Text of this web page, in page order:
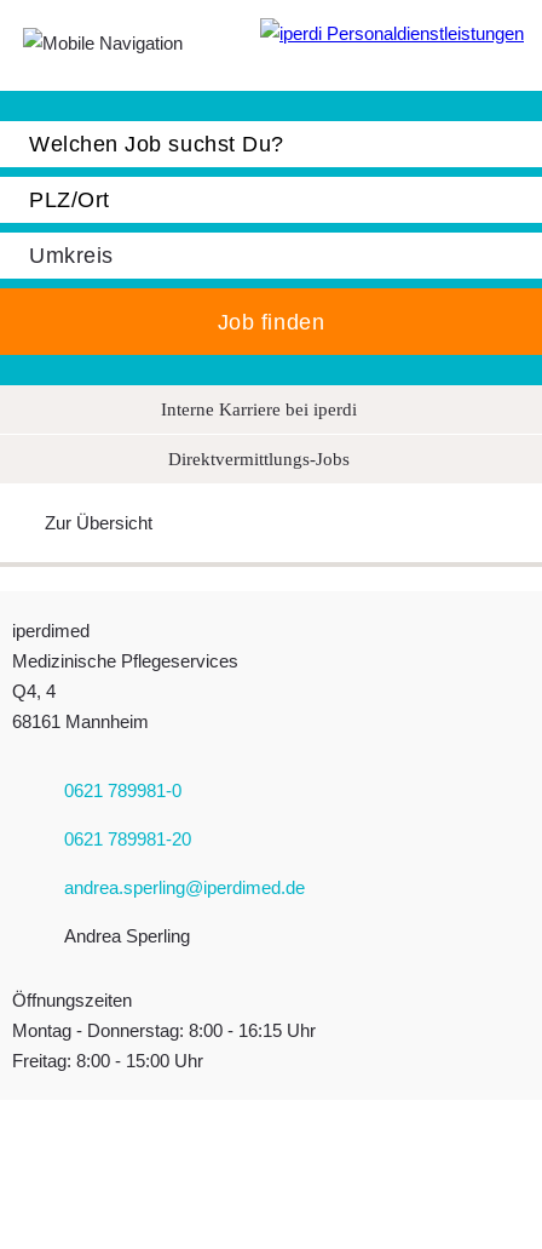
Interne Karriere bei iperdi
Direktvermittlungs-Jobs
Zur Übersicht
iperdimed
Medizinische Pflegeservices
Q4, 4
68161 Mannheim
0621 789981-0
0621 789981-20
andrea.sperling@iperdimed.de
Andrea Sperling
Öffnungszeiten
Montag - Donnerstag: 8:00 - 16:15 Uhr
Freitag: 8:00 - 15:00 Uhr
Unternehmen
Über iperdi
iperdi in Deiner Nähe
Downloads
FAQ
Sitemap
Datenschutz